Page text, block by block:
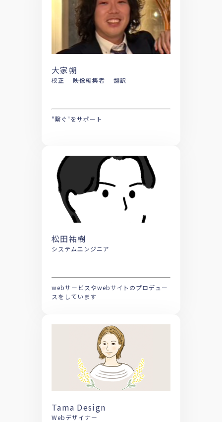
大家朔
校正 映像編集者 翻訳
"繋ぐ"をサポート
松田祐樹
システムエンジニア
webサービスやwebサイトのプロデュー
スをしています
Tama Design
Webデザイナー